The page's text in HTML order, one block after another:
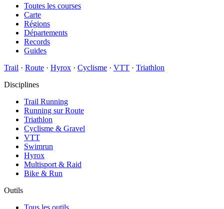
Toutes les courses
Carte
Régions
Départements
Records
Guides
Trail · Route · Hyrox · Cyclisme · VTT · Triathlon
Disciplines
Trail Running
Running sur Route
Triathlon
Cyclisme & Gravel
VTT
Swimrun
Hyrox
Multisport & Raid
Bike & Run
Outils
Tous les outils